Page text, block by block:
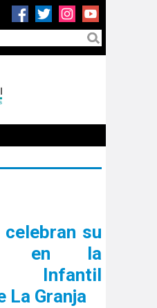
su
en la
Infantil
La Granja